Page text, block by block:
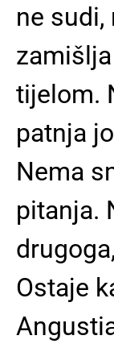
ne sudi,
tijelom.
patnja
Nema
pitanja.
Ostaje